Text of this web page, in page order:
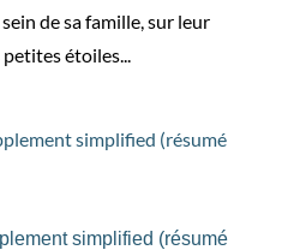
de sa famille, sur leur
petites étoiles...
simplified (résumé